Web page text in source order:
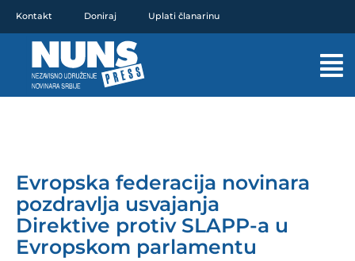
sadržaj
Kontakt Doniraj Uplati članarinu
Evropska federacija novinara
pozdravlja usvajanja
Direktive protiv SLAPP-a u
Evropskom parlamentu